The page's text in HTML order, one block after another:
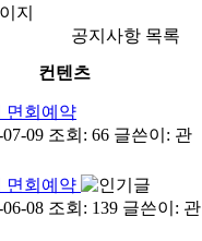
지
공지사항 목록
컨텐츠
면회예약
09 조회: 66 글쓴이: 관
면회예약
08 조회: 139 글쓴이: 관